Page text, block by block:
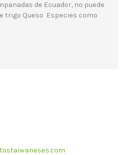
de Ecuador, no puede
trigo Queso Especies como